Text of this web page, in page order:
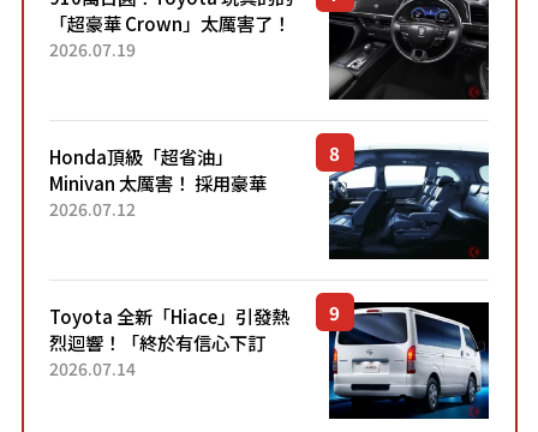
「超豪華 Crown」太厲害了！
採用由「匠人技藝」打造的
2026.07.19
Honda頂級「超省油」
Minivan 太厲害！ 採用豪華
「真皮座椅」與專屬「黑色內
「三...
2026.07.12
Toyota 全新「Hiace」引發熱
烈迴響！「終於有信心下訂
了！」「哪個等級交車最
2026.07.14